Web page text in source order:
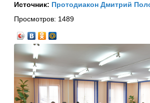
Источник: Протодиакон Дмитрий
Просмотров: 1489